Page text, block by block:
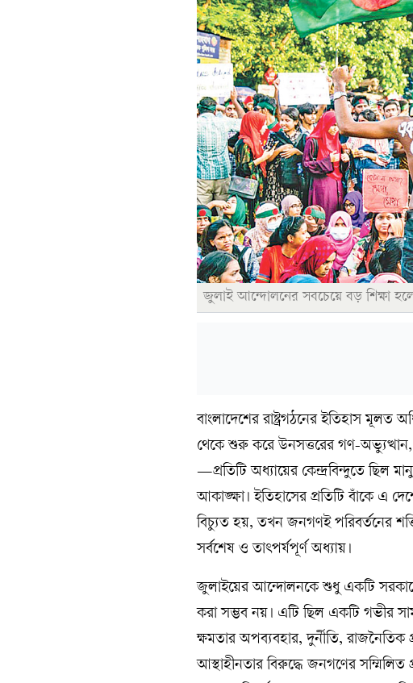
জুলাই আন্দোলনের সবচেয়ে বড় শিক্ষা
বাংলাদেশের রাষ্ট্রগঠনের ইতিহাস মূলত
থেকে শুরু করে উনসত্তরের গণ-
—প্রতিটি অধ্যায়ের কেন্দ্রবিন্দুতে ছিল
আকাঙ্ক্ষা। ইতিহাসের প্রতিটি বাঁকে এ
বিচ্যুত হয়, তখন জনগণই পরিবর্তনের
সর্বশেষ ও তাৎপর্যপূর্ণ অধ্যায়।
জুলাইয়ের আন্দোলনকে শুধু একটি
করা সম্ভব নয়। এটি ছিল একটি গভীর
ক্ষমতার অপব্যবহার, দুর্নীতি, রাজনৈতিক
আস্থাহীনতার বিরুদ্ধে জনগণের